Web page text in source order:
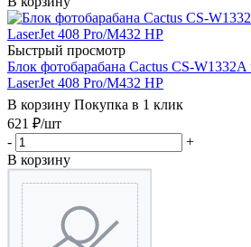
Быстрый просмотр
Блок фотобарабана Cactus CS-W1332A
LaserJet 408 Pro/M432 HP
В корзину Покупка в 1 клик
621 ₽/шт
-
+
В корзину